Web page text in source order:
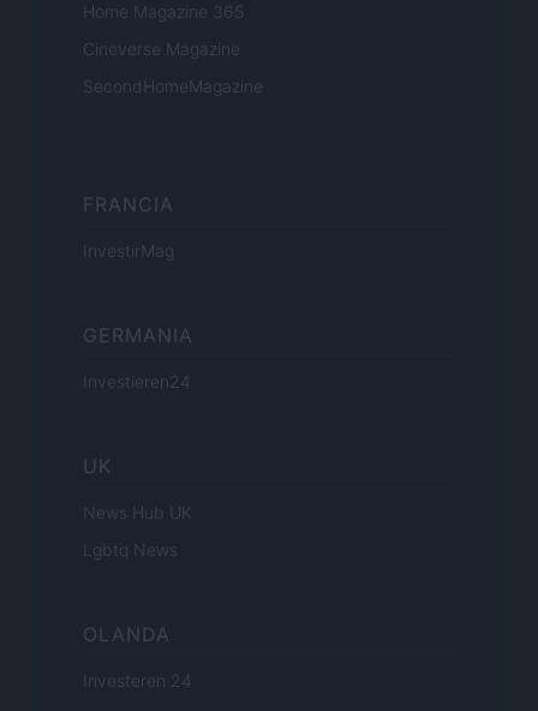
Home Magazine 365
Cineverse Magazine
SecondHomeMagazine
FRANCIA
InvestirMag
GERMANIA
Investieren24
UK
News Hub UK
Lgbtq News
OLANDA
Investeren 24